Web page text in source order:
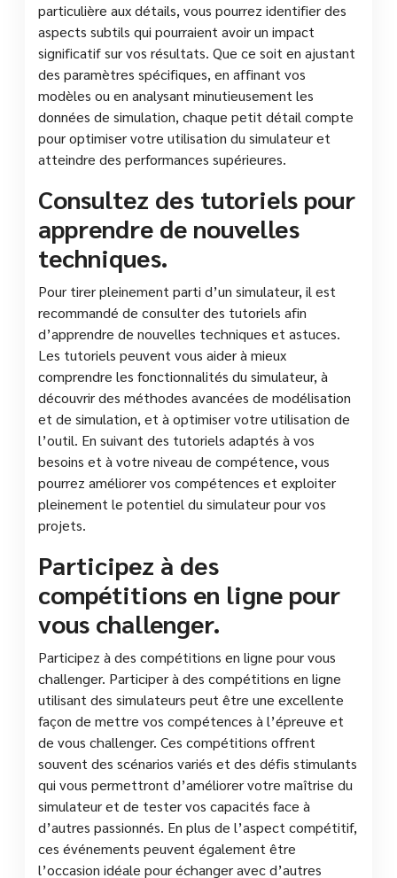
particulière aux détails, vous pourrez identifier des
aspects subtils qui pourraient avoir un impact
significatif sur vos résultats. Que ce soit en ajustant
des paramètres spécifiques, en affinant vos
modèles ou en analysant minutieusement les
données de simulation, chaque petit détail compte
pour optimiser votre utilisation du simulateur et
atteindre des performances supérieures.
Consultez des tutoriels pour
apprendre de nouvelles
techniques.
Pour tirer pleinement parti d’un simulateur, il est
recommandé de consulter des tutoriels afin
d’apprendre de nouvelles techniques et astuces.
Les tutoriels peuvent vous aider à mieux
comprendre les fonctionnalités du simulateur, à
découvrir des méthodes avancées de modélisation
et de simulation, et à optimiser votre utilisation de
l’outil. En suivant des tutoriels adaptés à vos
besoins et à votre niveau de compétence, vous
pourrez améliorer vos compétences et exploiter
pleinement le potentiel du simulateur pour vos
projets.
Participez à des
compétitions en ligne pour
vous challenger.
Participez à des compétitions en ligne pour vous
challenger. Participer à des compétitions en ligne
utilisant des simulateurs peut être une excellente
façon de mettre vos compétences à l’épreuve et
de vous challenger. Ces compétitions offrent
souvent des scénarios variés et des défis stimulants
qui vous permettront d’améliorer votre maîtrise du
simulateur et de tester vos capacités face à
d’autres passionnés. En plus de l’aspect compétitif,
ces événements peuvent également être
l’occasion idéale pour échanger avec d’autres